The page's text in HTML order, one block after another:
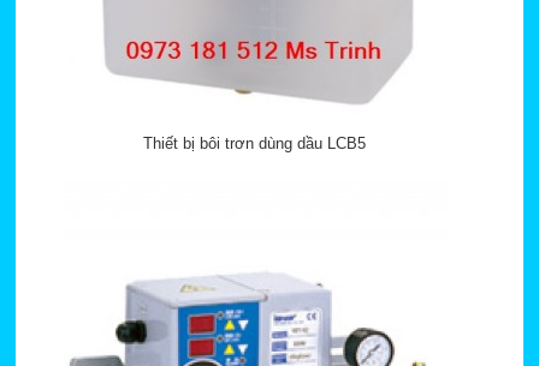
Thiết bị bôi trơn dùng dầu LCB5